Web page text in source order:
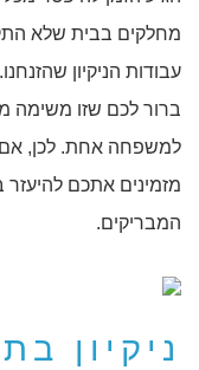
מחלקים בבית שלא
עבודות הניקיון
ברור לכם שזו משימה
למשפחה אחת. לכן, אם
מזמינים אתכם להיעזר
המבריקים.
ניקיון